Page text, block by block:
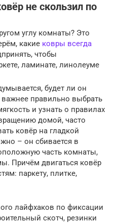
не скользил по
углу комнаты? Это
какие ковры всегда
чтобы
ламинате, линолеуме
будет ли он
правильно выбрать
и узнать о правилах
домой, часто
ковёр на гладкой
– он сбивается в
часть комнаты,
Причём двигаться ковёр
паркету, плитке,
лайфхаков по фиксации
скотч, резинки